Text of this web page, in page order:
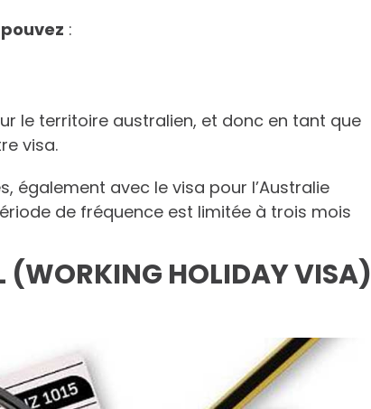
:
le territoire australien, et donc en tant que
visa.
également avec le visa pour l’Australie
de fréquence est limitée à trois mois
(WORKING HOLIDAY VISA)